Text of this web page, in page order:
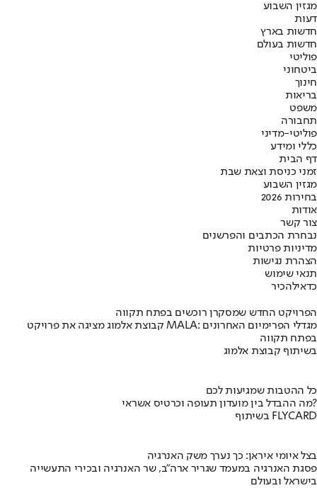
מגזין השבוע
דעות
חדשות בארץ
חדשות בעולם
פוליטי
ביטחוני
חינוך
בריאות
משפט
תחבורה
פוליטי-מדיני
כללי ומידע
דף הבית
זמני כניסת וצאת שבת
מגזין השבוע
בחירות 2026
אודות
צור קשר
נבחרת הכתבים והפרשנים
מדיניות פרטיות
הצהרת נגישות
תנאי שימוש
כדאילהכיר
הפרויקט החדש שמסקרן רוכשים בפתח תקווה
קבוצת אלמוג מציגה את פרויקט MALA: מגדלי הפרימיום האחרונים
בפתח תקווה
בשיתוף קבוצת אלמוג
כל ההטבות שמגיעות לכם
מה ההבדל בין מועדון תעופה וכרטיס אשראי?
בשיתוף FLYCARD
בצל איומי איראן: כך נערך משק האנרגיה
פסגת האנרגיה במעמד שגריר ארה"ב, שר האנרגיה ובכירי התעשייה
בישראל ובעולם